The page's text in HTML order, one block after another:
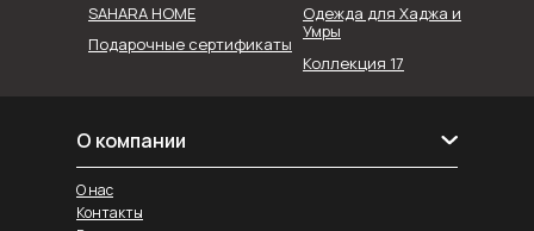
Коллекция 17
SAHARA HOME
Подарочные сертификаты
Одежда для Хаджа и
Умры
О компании
О нас
Контакты